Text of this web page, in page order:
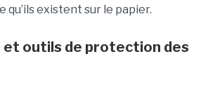
qu’ils existent sur le papier.
et outils de protection des